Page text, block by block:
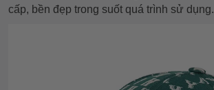
cấp, bền đẹp trong suốt quá trình sử dụng.